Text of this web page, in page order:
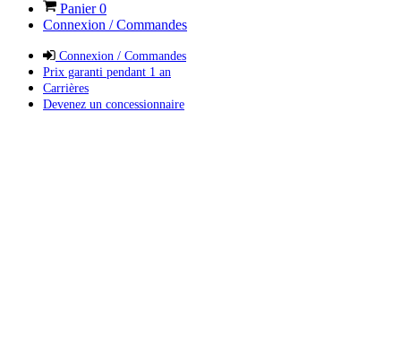
Panier0
Connexion / Commandes
Connexion / Commandes
Prix garanti pendant 1 an
Carrières
Devenez un concessionnaire